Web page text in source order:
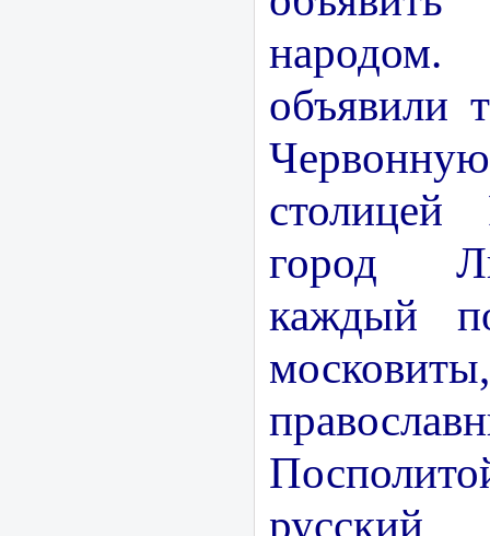
народом.
объявили
столицей
город
каждый